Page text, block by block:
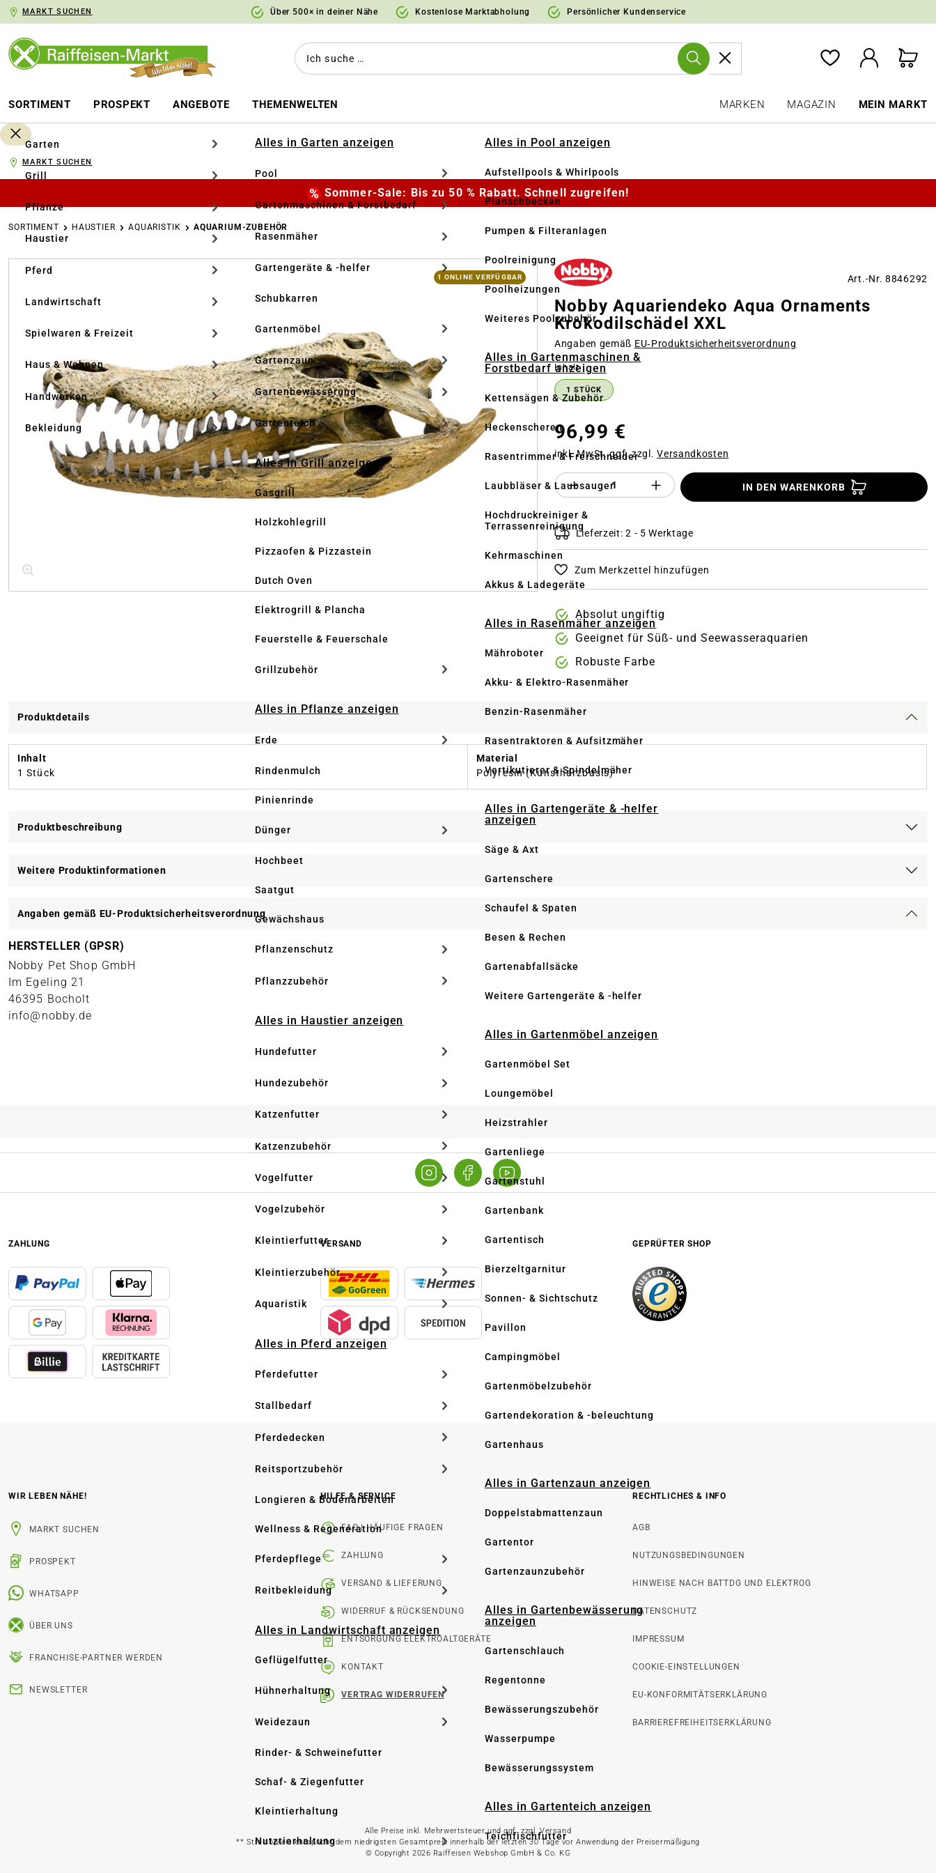
Zur Hauptnavigation springen
MARKT SUCHEN Über 500× in deiner Nähe Kostenlose Marktabholung Persönlicher Kundenservice
SORTIMENT PROSPEKT ANGEBOTE THEMENWELTEN MARKEN MAGAZIN MEIN MARKT
Garten
Grill
Pflanze
Haustier
Pferd
Landwirtschaft
Spielwaren & Freizeit
Haus & Wohnen
Handwerken
Bekleidung
Alles in Garten anzeigen
Pool
Gartenmaschinen & Forstbedarf
Rasenmäher
Gartengeräte & -helfer
Schubkarren
Gartenmöbel
Gartenzaun
Gartenbewässerung
Gartenteich
Alles in Grill anzeigen
Gasgrill
Holzkohlegrill
Pizzaofen & Pizzastein
Dutch Oven
Elektrogrill & Plancha
Feuerstelle & Feuerschale
Grillzubehör
Alles in Pflanze anzeigen
Erde
Rindenmulch
Pinienrinde
Dünger
Hochbeet
Saatgut
Gewächshaus
Pflanzenschutz
Pflanzzubehör
Alles in Haustier anzeigen
Hundefutter
Hundezubehör
Katzenfutter
Katzenzubehör
Vogelfutter
Vogelzubehör
Kleintierfutter
Kleintierzubehör
Aquaristik
Alles in Pferd anzeigen
Pferdefutter
Stallbedarf
Pferdedecken
Reitsportzubehör
Longieren & Bodenarbeiten
Wellness & Regeneration
Pferdepflege
Reitbekleidung
Alles in Landwirtschaft anzeigen
Geflügelfutter
Hühnerhaltung
Weidezaun
Rinder- & Schweinefutter
Schaf- & Ziegenfutter
Kleintierhaltung
Nutztierhaltung
Alles in Pool anzeigen
Aufstellpools & Whirlpools
Planschbecken
Pumpen & Filteranlagen
Poolreinigung
Poolheizungen
Weiteres Poolzubehör
Alles in Gartenmaschinen &
Forstbedarf anzeigen
Kettensägen & Zubehör
Heckenscheren
Rasentrimmer & Freischneider
Laubbläser & Laubsauger
Hochdruckreiniger &
Terrassenreinigung
Kehrmaschinen
Akkus & Ladegeräte
Alles in Rasenmäher anzeigen
Mähroboter
Akku- & Elektro-Rasenmäher
Benzin-Rasenmäher
Rasentraktoren & Aufsitzmäher
Vertikutierer & Spindelmäher
Alles in Gartengeräte & -helfer
anzeigen
Säge & Axt
Gartenschere
Schaufel & Spaten
Besen & Rechen
Gartenabfallsäcke
Weitere Gartengeräte & -helfer
Alles in Gartenmöbel anzeigen
Gartenmöbel Set
Loungemöbel
Heizstrahler
Gartenliege
Gartenstuhl
Gartenbank
Gartentisch
Bierzeltgarnitur
Sonnen- & Sichtschutz
Pavillon
Campingmöbel
Gartenmöbelzubehör
Gartendekoration & -beleuchtung
Gartenhaus
Alles in Gartenzaun anzeigen
Doppelstabmattenzaun
Gartentor
Gartenzaunzubehör
Alles in Gartenbewässerung
anzeigen
Gartenschlauch
Regentonne
Bewässerungszubehör
Wasserpumpe
Bewässerungssystem
Alles in Gartenteich anzeigen
Teichfischfutter
MARKT SUCHEN
Sommer-Sale: Bis zu 50 % Rabatt. Schnell zugreifen!
SORTIMENT HAUSTIER AQUARISTIK AQUARIUM-ZUBEHÖR
Bildergalerie überspringen
1 ONLINE VERFÜGBAR Art.-Nr. 8846292
Nobby Aquariendeko Aqua Ornaments
Krokodilschädel XXL
Angaben gemäß EU‑Produktsicherheitsverordnung
Inhaltauswählen
1 STÜCK
96,99 €
inkl. MwSt. ggf. zzgl.Versandkosten
Produkt Anzahl des Produktes "%product%":
IN DEN WARENKORB
Lieferzeit: 2 - 5 Werktage
Zum Merkzettel hinzufügen
Absolut ungiftig
Geeignet für Süß- und Seewasseraquarien
Robuste Farbe
Produktdetails
Inhalt
1 Stück
Material
Polyresin (Kunstharzbasis)
Produktbeschreibung
Weitere Produktinformationen
Angaben gemäß EU-Produktsicherheitsverordnung
HERSTELLER (GPSR)
Nobby Pet Shop GmbH
Im Egeling 21
46395 Bocholt
info@nobby.de
ZAHLUNG VERSAND GEPRÜFTER SHOP
WIR LEBEN NÄHE!
MARKT SUCHEN
PROSPEKT
WHATSAPP
ÜBER UNS
FRANCHISE-PARTNER WERDEN
NEWSLETTER
HILFE & SERVICE
FAQ | HÄUFIGE FRAGEN
ZAHLUNG
VERSAND & LIEFERUNG
WIDERRUF & RÜCKSENDUNG
ENTSORGUNG ELEKTROALTGERÄTE
KONTAKT
VERTRAG WIDERRUFEN
RECHTLICHES & INFO
AGB
NUTZUNGSBEDINGUNGEN
HINWEISE NACH BATTDG UND ELEKTROG
DATENSCHUTZ
IMPRESSUM
COOKIE-EINSTELLUNGEN
EU-KONFORMITÄTSERKLÄRUNG
BARRIEREFREIHEITSERKLÄRUNG
Alle Preise inkl. Mehrwertsteuer und ggf. zzgl. Versand
** Streichpreis entspricht dem niedrigsten Gesamtpreis innerhalb der letzten 30 Tage vor Anwendung der Preisermäßigung
© Copyright 2026 Raiffeisen Webshop GmbH & Co. KG